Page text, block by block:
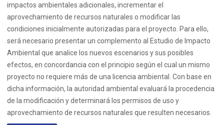
impactos ambientales adicionales, incrementar el
aprovechamiento de recursos naturales o modificar las
condiciones inicialmente autorizadas para el proyecto. Para ello,
será necesario presentar un complemento al Estudio de Impacto
Ambiental que analice los nuevos escenarios y sus posibles
efectos, en concordancia con el principio según el cual un mismo
proyecto no requiere más de una licencia ambiental. Con base en
dicha información, la autoridad ambiental evaluará la procedencia
de la modificación y determinará los permisos de uso y
aprovechamiento de recursos naturales que resulten necesarios.